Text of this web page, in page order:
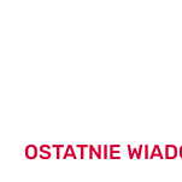
OSTATNIE